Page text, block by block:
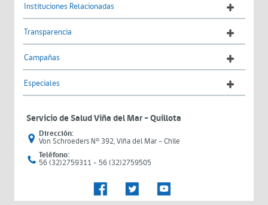
Instituciones Relacionadas
Transparencia
Campañas
Especiales
Servicio de Salud Viña del Mar – Quillota
Dirección:
Von Schroeders N° 392, Viña del Mar - Chile
Teléfono:
56 (32)2759311 - 56 (32)2759505